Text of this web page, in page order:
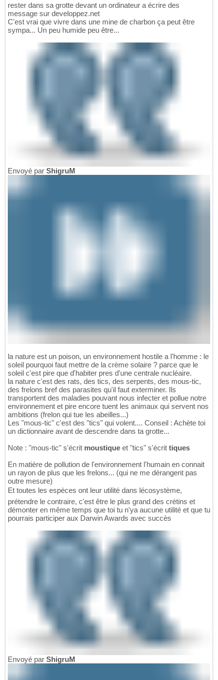
rester dans sa grotte devant un ordinateur a écrire des
message sur developpez.net
C'est vrai que vivre dans une mine de charbon ça peut être
sympa... Un peu humide peu être...
Envoyé par ShigruM
la nature est un poison, un environnement hostile a l'homme : le
soleil pourquoi faut mettre de la crème solaire ? parce que le
soleil c'est pire que d'habiter pres d'une centrale nucléaire.
la nature c'est des rats, des tics, des serpents, des mous-tic,
des frelons bref des parasites qu'il faut exterminer. Ils
transportent des maladies pouvant nous infecter et pollue notre
environnement et pire encore tuent les animaux qui servent nos
ambitions (frelon qui tue les abeilles...)
Les "mous-tic" c'est des "tics" qui volent.... Conseil : Achète toi
un dictionnaire avant de descendre dans ta grotte...
Note : "mous-tic" s'écrit moustique et "tics" s'écrit tiques
En matière de pollution de l'environnement l'humain en connait
un rayon de plus que les frelons... (qui ne me dérangent pas
outre mesure)
Et toutes les espèces ont leur utilité dans lécosystème,
prétendre le contraire, c'est être le plus grand des crétins et
démonter en même temps que toi tu n'ya aucune utilité et que tu
pourrais participer aux Darwin Awards avec succès
Envoyé par ShigruM